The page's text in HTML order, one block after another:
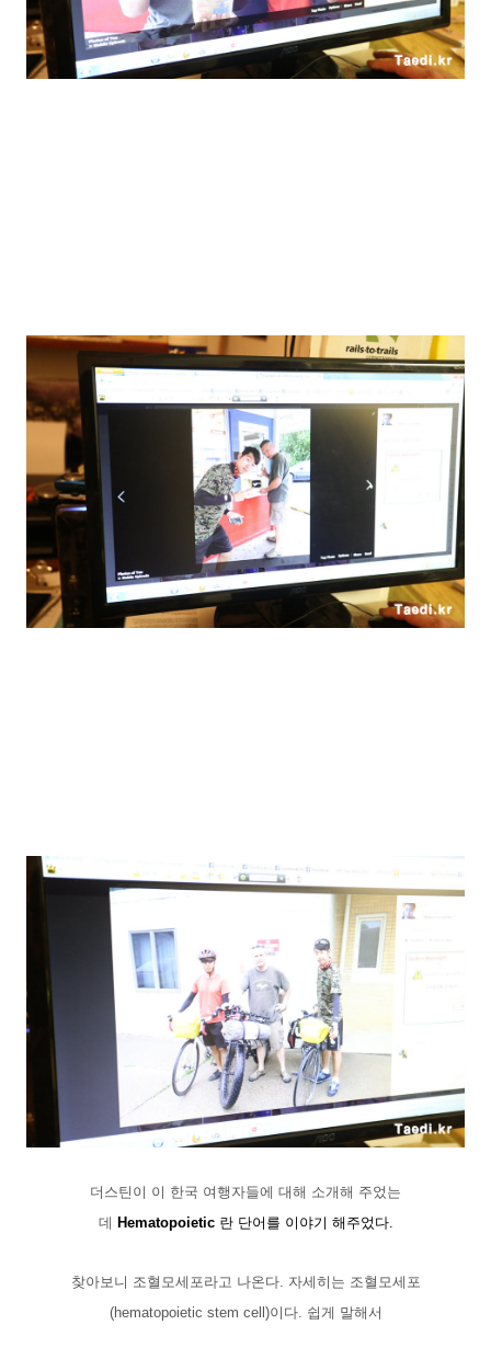
더스틴이 이 한국 여행자들에 대해 소개해 주었는
데 Hematopoietic란 단어를 이야기 해주었다.
찾아보니 조혈모세포라고 나온다. 자세히는 조혈모세포
(hematopoietic stem cell)이다. 쉽게 말해서